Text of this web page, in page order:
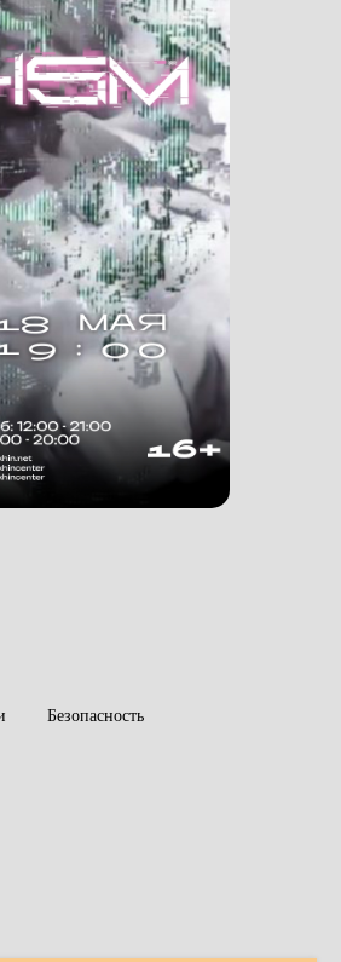
Безопасность